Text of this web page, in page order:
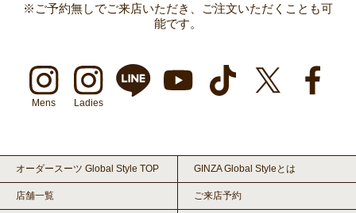
※ご予約無しでご来店いただき、ご注文いただくことも可
能です。
Mens Ladies
オーダースーツ Global Style TOP GINZA Global Styleとは
店舗一覧 ご来店予約